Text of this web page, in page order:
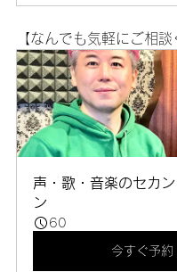
【なんでも気軽にご相談
声・歌・音楽のセカ
ン
60
今すぐ予約